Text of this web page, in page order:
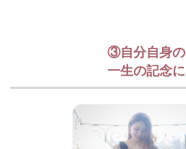
③自分自身の
一生の記念に